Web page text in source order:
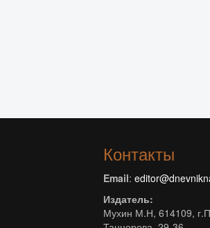
Контакты
Email:
Издатель:
Мухин М.Н, 614109,